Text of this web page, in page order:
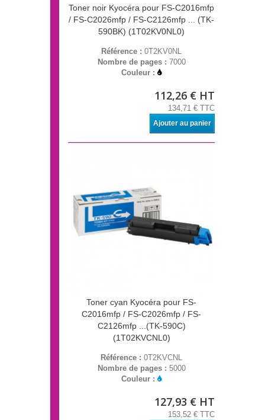
Toner noir Kyocéra pour FS-C2016mfp
/ FS-C2026mfp / FS-C2126mfp ... (TK-
590BK) (1T02KV0NL0)
Référence : 0T2KV0NL
Nombre de pages : 7000
Couleur :
112,26 € HT
134,71 € TTC
Ajouter au panier
Toner cyan Kyocéra pour FS-
C2016mfp / FS-C2026mfp / FS-
C2126mfp ...(TK-590C)
(1T02KVCNL0)
Référence : 0T2KVCNL
Nombre de pages : 5000
Couleur :
127,93 € HT
153,52 € TTC